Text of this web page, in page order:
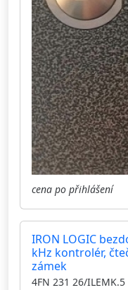
cena po přihlášení
IRON LOGIC
kHz kontrolér,
zámek
4FN 231 26/ILEMK.5